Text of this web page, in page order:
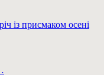
із присмаком осені